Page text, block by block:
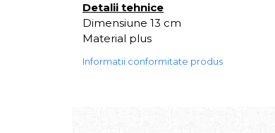
Detalii tehnice
Dimensiune 13 cm
Material plus
Informatii conformitate produs